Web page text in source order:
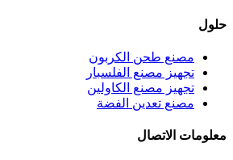
حلول
مصنع طحن الكربون
تجهيز مصنع الفلسبار
تجهيز مصنع الكاولين
مصنع تعدين الفضة
معلومات الاتصال